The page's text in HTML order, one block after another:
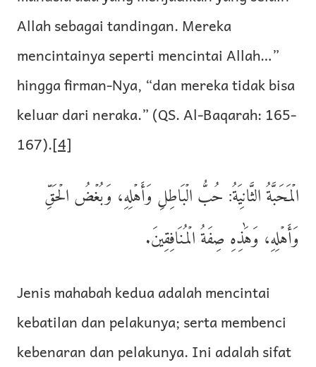
Allah sebagai tandingan. Mereka
mencintainya seperti mencintai Allah…”
hingga firman-Nya, “dan mereka tidak bisa
keluar dari neraka.” (QS. Al-Baqarah: 165-
167).[4]
الۡمَحَبَّةُ الثَّانِيَةُ: حُبُّ الۡبَاطِلِ وَأَهۡلِهِ، وَبُغۡضُ الۡحَقِّ
وَأَهۡلِهِ، وَهَٰذِهِ صِفَةُ الۡمُنَافِقِينَ.
Jenis mahabah kedua adalah mencintai
kebatilan dan pelakunya; serta membenci
kebenaran dan pelakunya. Ini adalah sifat